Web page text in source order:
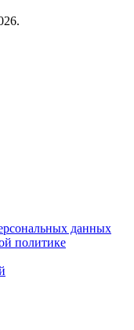
данных
политике